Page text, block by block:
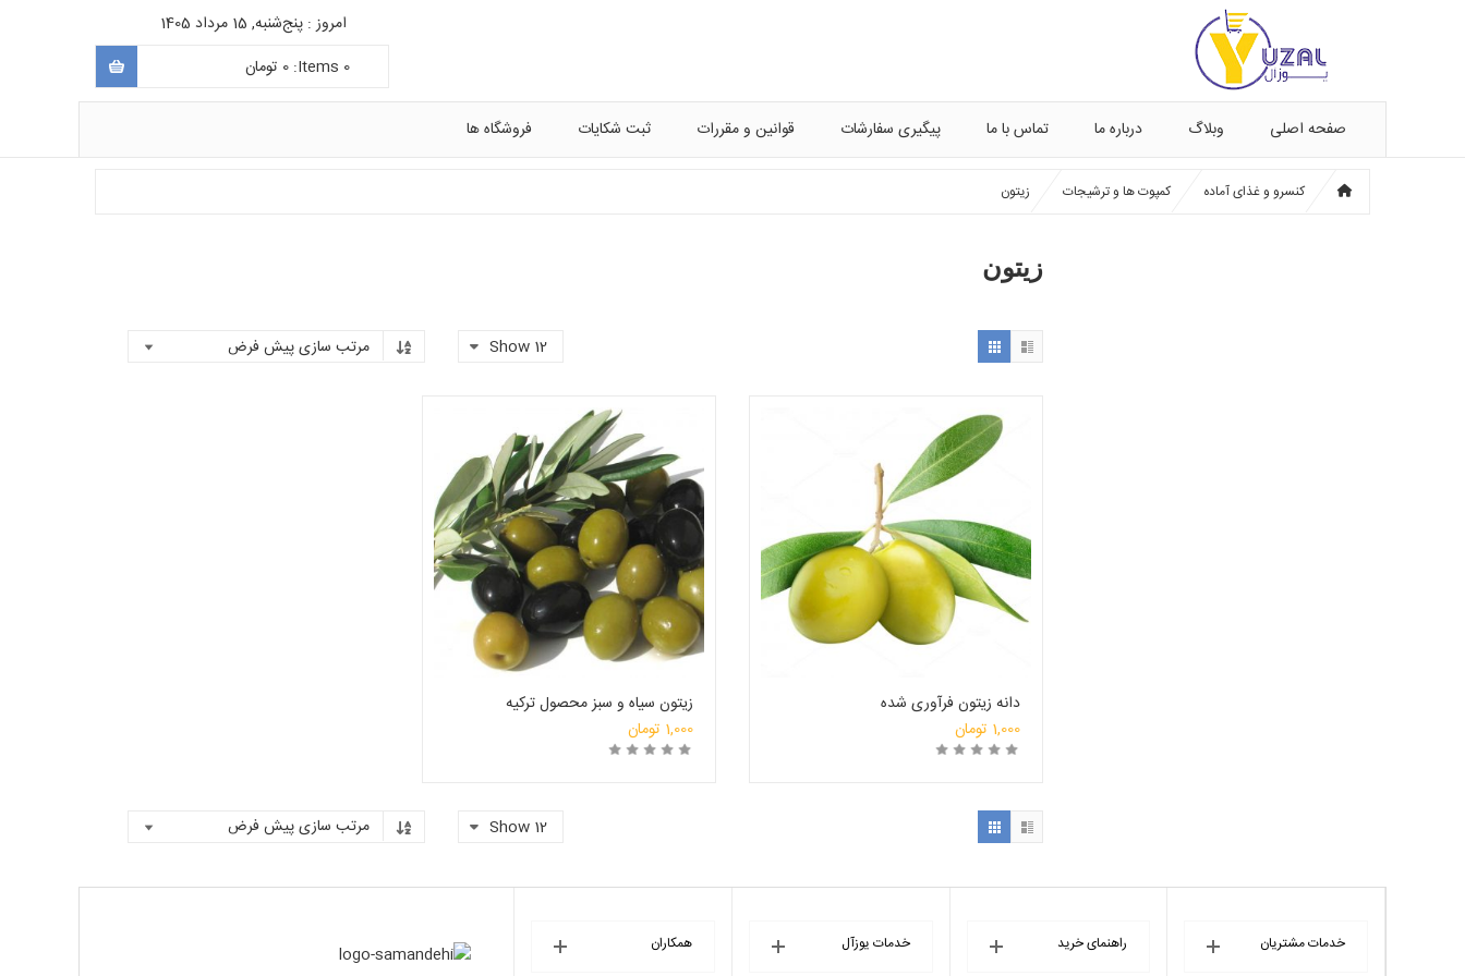
امروز : پنج‌شنبه, 15 مرداد 1405
0
Items:
0 تومان
صفحه اصلی وبلاگ درباره ما تماس با ما پیگیری سفارشات قوانین و مقررات ثبت شکایات فروشگاه ها
کنسرو و غذای آماده کمپوت ها و ترشیجات زیتون
زیتون
Show 12
دانه زیتون فرآوری شده
1,000 تومان
زیتون سیاه و سبز محصول ترکیه
1,000 تومان
Show 12
خدمات مشتریان راهنمای خرید خدمات یوزآل همکاران